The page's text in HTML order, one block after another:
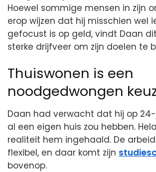
Hoewel sommige mensen in zijn
erop wijzen dat hij misschien wel
gefocust is op geld, vindt Daan
sterke drijfveer om zijn doelen te
Thuiswonen is een
noodgedwongen
Daan had verwacht dat hij op
al een eigen huis zou hebben.
realiteit hem ingehaald. De
flexibel, en daar komt zijn
bovenop.